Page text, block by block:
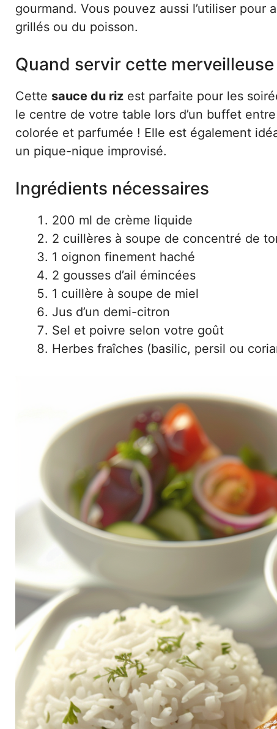
gourmand. Vous pouvez aussi l’utiliser pour
grillés ou du poisson.
Quand servir cette merveilleuse
Cette sauce du riz est parfaite pour les
le centre de votre table lors d’un buffet
colorée et parfumée ! Elle est également
un pique-nique improvisé.
Ingrédients nécessaires
200 ml de crème liquide
2 cuillères à soupe de concentré de
1 oignon finement haché
2 gousses d’ail émincées
1 cuillère à soupe de miel
Jus d’un demi-citron
Sel et poivre selon votre goût
Herbes fraîches (basilic, persil ou